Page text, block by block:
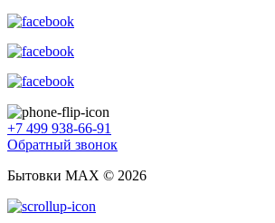
+7 499 938-66-91
Обратный звонок
Бытовки MAX © 2026